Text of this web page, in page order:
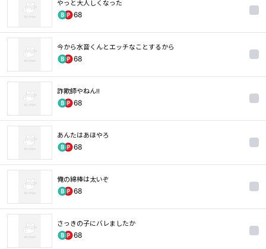
やっと大人しくなった
68
今から水音くんとエッチなことするから
68
詐欺師やねん!!
68
あんたはあほやろ
68
俺の綿棒は太いぞ
68
さっきの子にバレましたか
68